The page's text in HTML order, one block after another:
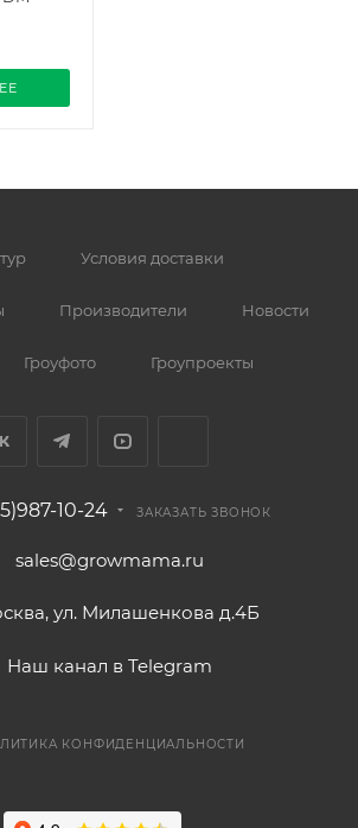
Условия доставки
Производители Новости
Гроуфото Гроупроекты
10-24 ЗАКАЗАТЬ ЗВОНОК
sales@growmama.ru
ул. Милашенкова д.4Б
Наш канал в Telegram
КОНФИДЕНЦИАЛЬНОСТИ